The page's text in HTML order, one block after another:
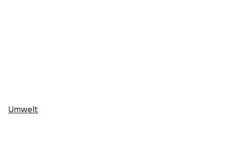
Umwelt